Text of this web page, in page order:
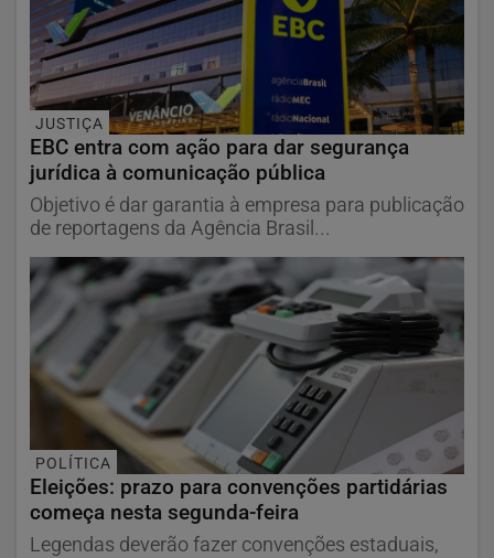
JUSTIÇA
EBC entra com ação para dar segurança
jurídica à comunicação pública
Objetivo é dar garantia à empresa para publicação
de reportagens da Agência Brasil...
POLÍTICA
Eleições: prazo para convenções partidárias
começa nesta segunda-feira
Legendas deverão fazer convenções estaduais,